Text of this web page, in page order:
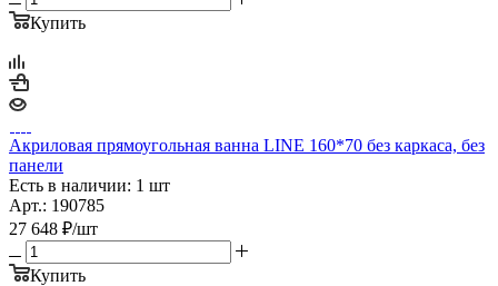
Купить
Акриловая прямоугольная ванна LINE 160*70 без каркаса, без
панели
Есть в наличии: 1 шт
Арт.: 190785
27 648 ₽/шт
Купить